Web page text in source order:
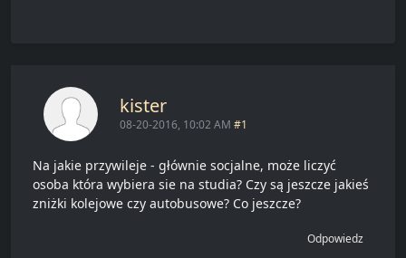
kister
08-20-2016, 10:02 AM #1
Na jakie przywileje - głównie socjalne, może liczyć
osoba która wybiera sie na studia? Czy są jeszcze jakieś
zniżki kolejowe czy autobusowe? Co jeszcze?
Odpowiedz